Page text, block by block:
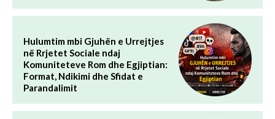
Hulumtim mbi Gjuhën e Urrejtjes
në Rrjetet Sociale ndaj
Komuniteteve Rom dhe Egjiptian:
Format, Ndikimi dhe Sfidat e
Parandalimit